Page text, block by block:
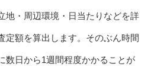
地・周辺環境・日当たりなどを詳
定額を算出します。そのぶん時間
数日から1週間程度かかることが